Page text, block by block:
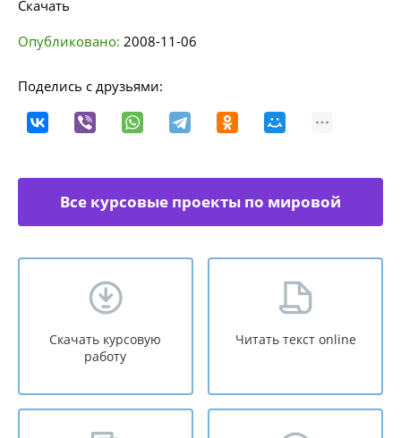
Скачать
Опубликовано: 2008-11-06
Поделись с друзьями:
Все курсовые проекты по мировой
Скачать курсовую
работу
Читать текст online